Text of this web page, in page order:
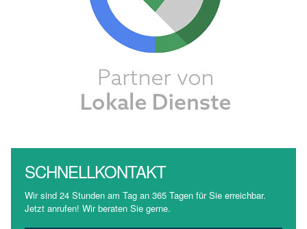
SCHNELLKONTAKT
Wir sind 24 Stunden am Tag an 365 Tagen für Sie erreichbar.
Jetzt anrufen! Wir beraten Sie gerne.